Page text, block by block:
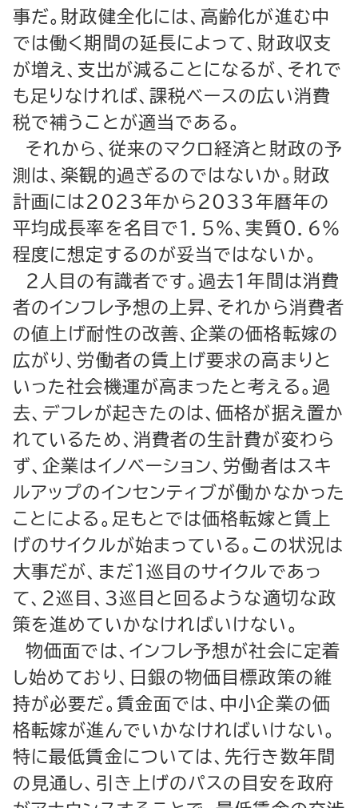
事だ。財政健全化には、高齢化が進む中
では働く期間の延長によって、財政収支
が増え、支出が減ることになるが、それで
も足りなければ、課税ベースの広い消費
税で補うことが適当である。
それから、従来のマクロ経済と財政の予
測は、楽観的過ぎるのではないか。財政
計画には２０２３年から２０３３年暦年の
平均成長率を名目で１．５％、実質０．６％
程度に想定するのが妥当ではないか。
２人目の有識者です。過去１年間は消費
者のインフレ予想の上昇、それから消費者
の値上げ耐性の改善、企業の価格転嫁の
広がり、労働者の賃上げ要求の高まりと
いった社会機運が高まったと考える。過
去、デフレが起きたのは、価格が据え置か
れているため、消費者の生計費が変わら
ず、企業はイノベーション、労働者はスキ
ルアップのインセンティブが働かなかった
ことによる。足もとでは価格転嫁と賃上
げのサイクルが始まっている。この状況は
大事だが、まだ１巡目のサイクルであっ
て、２巡目、３巡目と回るような適切な政
策を進めていかなければいけない。
物価面では、インフレ予想が社会に定着
し始めており、日銀の物価目標政策の維
持が必要だ。賃金面では、中小企業の価
格転嫁が進んでいかなければいけない。
特に最低賃金については、先行き数年間
の見通し、引き上げのパスの目安を政府